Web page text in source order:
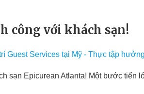
công với khách sạn!
sạn Epicurean Atlanta! Một bước tiến